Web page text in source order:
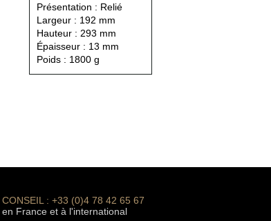
Présentation : Relié
Largeur : 192 mm
Hauteur : 293 mm
Épaisseur : 13 mm
Poids : 1800 g
CONSEIL : +33 (0)4 78 42 65 67
en France et à l'international